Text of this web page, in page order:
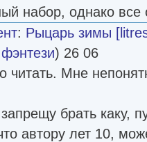
набор, однако все
: Рыцарь зимы
) 26 06
читать. Мне
брать каку,
автору лет 10,